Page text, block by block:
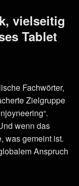
vielseitig
Tablet
Fachwörter,
Zielgruppe
wenn das
was gemeint ist.
Anspruch